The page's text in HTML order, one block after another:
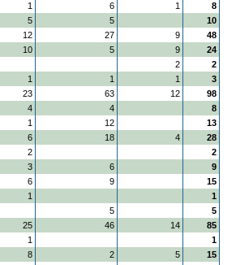
1 6 1
8
5 5
10
12 27 9
48
10 5 9
24
2
2
1 1 1
3
23 63 12
98
4 4
8
1 12
13
6 18 4
28
2
2
3 6
9
6 9
15
1
1
5
5
25 46 14
85
1
1
8 2 5
15